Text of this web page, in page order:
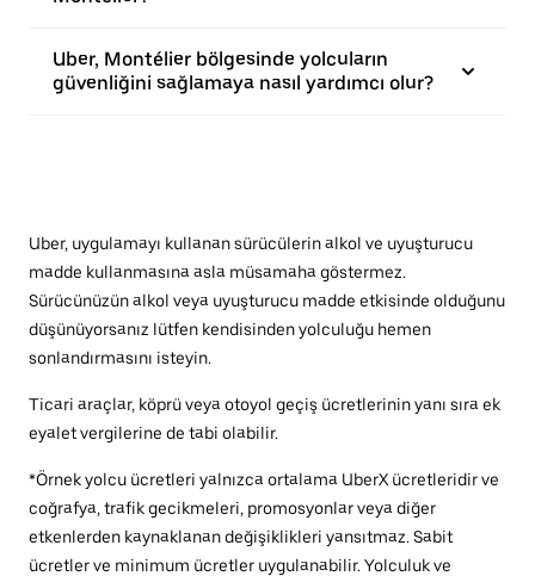
Uber, Montélier bölgesinde yolcuların
güvenliğini sağlamaya nasıl yardımcı olur?
Uber, uygulamayı kullanan sürücülerin alkol ve uyuşturucu
madde kullanmasına asla müsamaha göstermez.
Sürücünüzün alkol veya uyuşturucu madde etkisinde olduğunu
düşünüyorsanız lütfen kendisinden yolculuğu hemen
sonlandırmasını isteyin.
Ticari araçlar, köprü veya otoyol geçiş ücretlerinin yanı sıra ek
eyalet vergilerine de tabi olabilir.
*Örnek yolcu ücretleri yalnızca ortalama UberX ücretleridir ve
coğrafya, trafik gecikmeleri, promosyonlar veya diğer
etkenlerden kaynaklanan değişiklikleri yansıtmaz. Sabit
ücretler ve minimum ücretler uygulanabilir. Yolculuk ve